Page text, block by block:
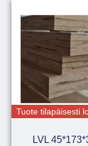
Tuote tilapäisesti
LVL